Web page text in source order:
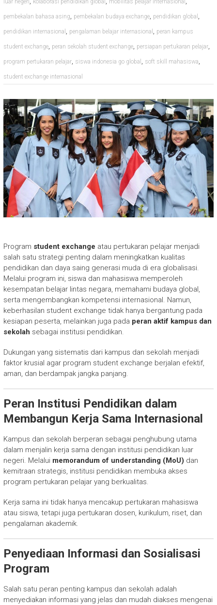
luar negeri kolaborasi pendidikan global mobilitas pelajar internasional
pembekalan bahasa asing, pembekalan budaya exchange, pendidikan global ,
pendidikan internasional , pengalaman belajar internasional , peran kampus
student exchange, peran sekolah student exchange, persiapan pertukaran pelajar,
program pertukaran pelajar, siswa indonesia go global , soft skill mahasiswa,
student exchange internasional
Program student exchange atau pertukaran pelajar menjadi
salah satu strategi penting dalam meningkatkan kualitas
pendidikan dan daya saing generasi muda di era globalisasi.
Melalui program ini, siswa dan mahasiswa memperoleh
kesempatan belajar lintas negara, memahami budaya global,
serta mengembangkan kompetensi internasional. Namun,
keberhasilan student exchange tidak hanya bergantung pada
kesiapan peserta, melainkan juga pada peran aktif kampus dan
sekolah sebagai institusi pendidikan.
Dukungan yang sistematis dari kampus dan sekolah menjadi
faktor krusial agar program student exchange berjalan efektif,
aman, dan berdampak jangka panjang.
Peran Institusi Pendidikan dalam
Membangun Kerja Sama Internasional
Kampus dan sekolah berperan sebagai penghubung utama
dalam menjalin kerja sama dengan institusi pendidikan luar
negeri. Melalui memorandum of understanding (MoU) dan
kemitraan strategis, institusi pendidikan membuka akses
program pertukaran pelajar yang berkualitas.
Kerja sama ini tidak hanya mencakup pertukaran mahasiswa
atau siswa, tetapi juga pertukaran dosen, kurikulum, riset, dan
pengalaman akademik.
Penyediaan Informasi dan Sosialisasi
Program
Salah satu peran penting kampus dan sekolah adalah
menyediakan informasi yang jelas dan mudah diakses mengenai